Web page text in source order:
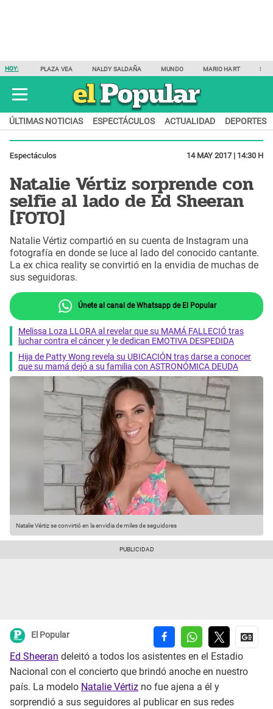
HOY: PLAZA VEA NALDY SALDAÑA MUNDO MARIO HART
ÚLTIMAS NOTICIAS ESPECTÁCULOS ACTUALIDAD DEPORTES
Espectáculos 14 MAY 2017 | 14:30 H
Natalie Vértiz sorprende con
selfie al lado de Ed Sheeran
[FOTO]
Natalie Vértiz compartió en su cuenta de Instagram una
fotografía en donde se luce al lado del conocido cantante.
La ex chica reality se convirtió en la envidia de muchas de
sus seguidoras.
Únete al canal de Whatsapp de El Popular
Melissa Loza LLORA al revelar que su MAMÁ FALLECIÓ tras
luchar contra el cáncer y le dedican EMOTIVA DESPEDIDA
Hija de Patty Wong revela su UBICACIÓN tras darse a conocer
que su mamá dejó a su familia con ASTRONÓMICA DEUDA
Natalie Vértiz se convirtió en la envidia de miles de seguidores
El Popular
Ed Sheeran deleitó a todos los asistentes en el Estadio
Nacional con el concierto que brindó anoche en nuestro
país. La modelo Natalie Vértiz no fue ajena a él y
sorprendió a sus seguidores al publicar en sus redes